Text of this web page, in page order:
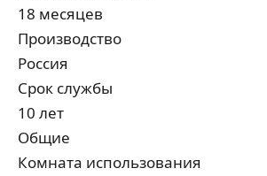
18 месяцев
Производство
Россия
Срок службы
10 лет
Общие
Комната использования